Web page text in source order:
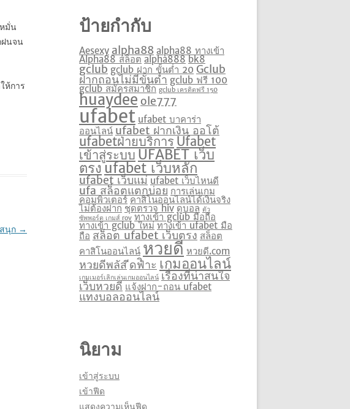
มั่น
ฝนจน
ห้การ
นุก →
ป้ายกำกับ
Aesexy alpha88 alpha88 ทางเข้า
Alpha88 สล็อต alpha888 bk8
gclub gclub ฝาก ขั้นต่ำ 20 Gclub
ฝากถอนไม่มีขั้นต่ำ gclub ฟรี 100
gclub สมัครสมาชิก gclub เครดิตฟรี 150
huaydee ole777
ufabet ufabet บาคาร่า
ออนไลน์ ufabet ฝากเงิน ออโต้
ufabetฝ่ายบริการ Ufabet
เข้าสู่ระบบ UFABET เว็บ
ตรงufabet เว็บหลัก
ufabet เว็บแม่ ufabet เว็บไหนดี
ufa สล็อตแตกบ่อย การเล่นเกม
คอมพิวเตอร์ คาสิโนออนไลน์ได้เงินจริง
ไม่ต้องฝาก ชุดตรวจ hiv ดูบอล ตัว
ซัพพอร์ต เกมส์ rov ทางเข้า gclub มือถือ
ทางเข้า gclub ใหม่ ทางเข้า ufabet มือ
ถือ สล็อต ufabet เว็บตรง สล็อต
คาสิโนออนไลน์ หวยดี หวยดี.com
หวยดีพลัส ีดฟิำะ เกมออนไลน์
เกมเมอร์เลิกเล่นเกมออนไลน์ เรื่องที่น่าสนใจ
เว็บหวยดี แจ้งฝาก-ถอน ufabet
แทงบอลออนไลน์
นิยาม
เข้าสู่ระบบ
เข้าฟีด
แสดงความเห็นฟีด